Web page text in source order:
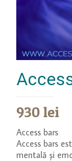
930 lei
Access bars
Access bars
mentală și